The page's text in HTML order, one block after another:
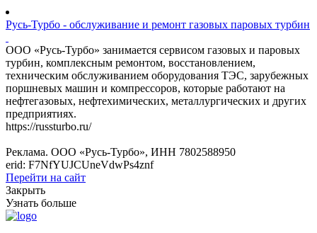
Русь-Турбо - обслуживание и ремонт газовых паровых турбин
ООО «Русь-Турбо» занимается сервисом газовых и паровых
турбин, комплексным ремонтом, восстановлением,
техническим обслуживанием оборудования ТЭС, зарубежных
поршневых машин и компрессоров, которые работают на
нефтегазовых, нефтехимических, металлургических и других
предприятиях.
https://russturbo.ru/
Реклама. ООО «Русь-Турбо», ИНН 7802588950
erid: F7NfYUJCUneVdwPs4znf
Перейти на сайт
Закрыть
Узнать больше